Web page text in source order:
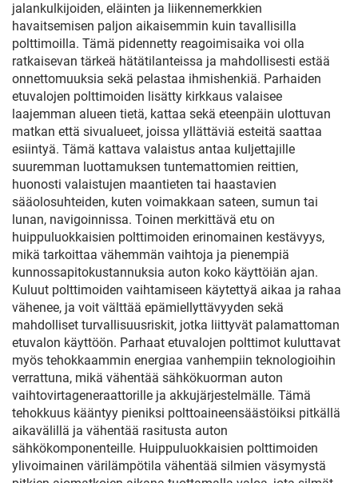
jalankulkijoiden, eläinten ja liikennemerkkien
havaitsemisen paljon aikaisemmin kuin tavallisilla
polttimoilla. Tämä pidennetty reagoimisaika voi olla
ratkaisevan tärkeä hätätilanteissa ja mahdollisesti estää
onnettomuuksia sekä pelastaa ihmishenkiä. Parhaiden
etuvalojen polttimoiden lisätty kirkkaus valaisee
laajemman alueen tietä, kattaa sekä eteenpäin ulottuvan
matkan että sivualueet, joissa yllättäviä esteitä saattaa
esiintyä. Tämä kattava valaistus antaa kuljettajille
suuremman luottamuksen tuntemattomien reittien,
huonosti valaistujen maantieten tai haastavien
sääolosuhteiden, kuten voimakkaan sateen, sumun tai
lunan, navigoinnissa. Toinen merkittävä etu on
huippuluokkaisien polttimoiden erinomainen kestävyys,
mikä tarkoittaa vähemmän vaihtoja ja pienempiä
kunnossapitokustannuksia auton koko käyttöiän ajan.
Kuluut polttimoiden vaihtamiseen käytettyä aikaa ja rahaa
vähenee, ja voit välttää epämiellyttävyyden sekä
mahdolliset turvallisuusriskit, jotka liittyvät palamattoman
etuvalon käyttöön. Parhaat etuvalojen polttimot kuluttavat
myös tehokkaammin energiaa vanhempiin teknologioihin
verrattuna, mikä vähentää sähkökuorman auton
vaihtovirtageneraattorille ja akkujärjestelmälle. Tämä
tehokkuus kääntyy pieniksi polttoaineensäästöiksi pitkällä
aikavälillä ja vähentää rasitusta auton
sähkökomponenteille. Huippuluokkaisien polttimoiden
ylivoimainen värilämpötila vähentää silmien väsymystä